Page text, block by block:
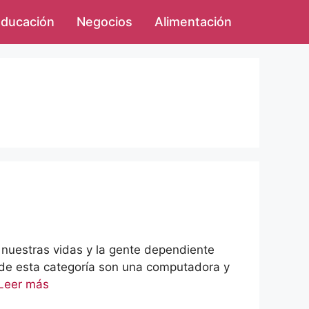
Negocios Alimentación
vidas y la gente dependiente
esta categoría son una computadora y
más